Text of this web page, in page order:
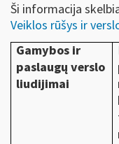
Ši informacija
Veiklos rūšys ir
Gamybos ir
paslaugų verslo
liudijimai